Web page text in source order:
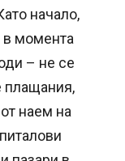
начало,
в момента
– не се
плащания,
наем на